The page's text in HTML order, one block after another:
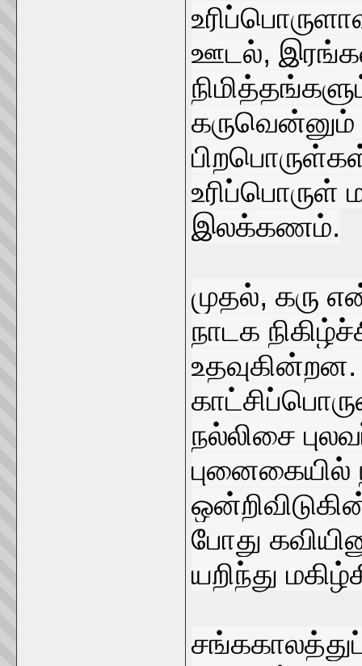
ஊடல்,
கருவென்னும்
உரிப்பொருள்
இலக்கணம்.
முதல், கரு
நாடக
நல்லிசை
புனைகையில்
போது
யறிந்து